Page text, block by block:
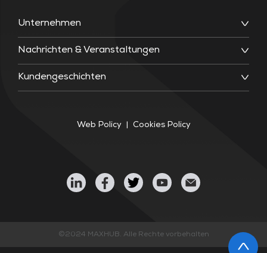
Unternehmen
Nachrichten & Veranstaltungen
Kundengeschichten
Web Policy Cookies Policy
©2024 MAXHUB. Alle Rechte vorbehalten